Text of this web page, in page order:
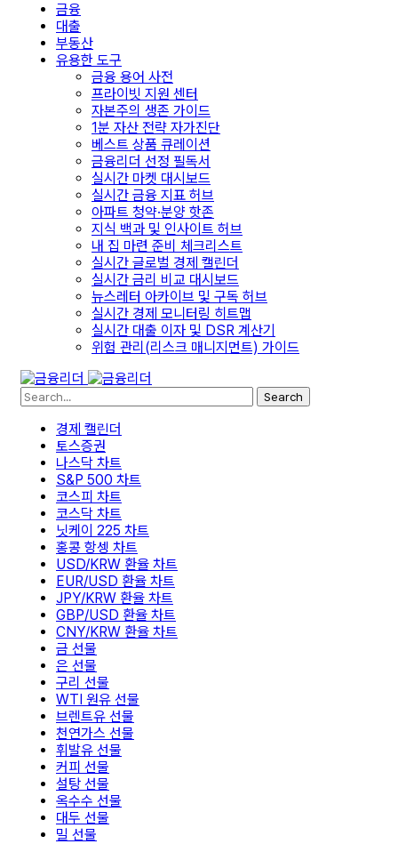
금융
대출
부동산
유용한 도구
금융 용어 사전
프라이빗 지원 센터
자본주의 생존 가이드
1분 자산 전략 자가진단
베스트 상품 큐레이션
금융리더 선정 필독서
실시간 마켓 대시보드
실시간 금융 지표 허브
아파트 청약·분양 핫존
지식 백과 및 인사이트 허브
내 집 마련 준비 체크리스트
실시간 글로벌 경제 캘린더
실시간 금리 비교 대시보드
뉴스레터 아카이브 및 구독 허브
실시간 경제 모니터링 히트맵
실시간 대출 이자 및 DSR 계산기
위험 관리(리스크 매니지먼트) 가이드
Search
경제 캘린더
토스증권
나스닥 차트
S&P 500 차트
코스피 차트
코스닥 차트
닛케이 225 차트
홍콩 항셍 차트
USD/KRW 환율 차트
EUR/USD 환율 차트
JPY/KRW 환율 차트
GBP/USD 환율 차트
CNY/KRW 환율 차트
금 선물
은 선물
구리 선물
WTI 원유 선물
브렌트유 선물
천연가스 선물
휘발유 선물
커피 선물
설탕 선물
옥수수 선물
대두 선물
밀 선물